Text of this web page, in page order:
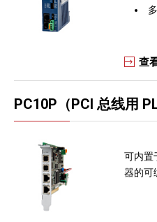
查
PC10P（PCI 总线用
可内置
器的可